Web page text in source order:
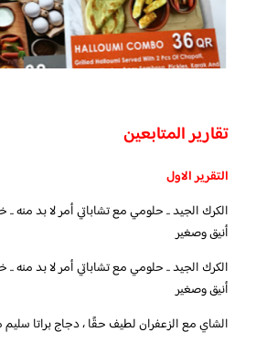
تقارير المتابعين
التقرير الاول
الكرك الجيد .. حلومي مع تشاباتي أمر لا بد
أنيق وصغير
الكرك الجيد .. حلومي مع تشاباتي أمر لا بد
أنيق وصغير
الشاي مع الزعفران لطيف حقًا ، دجاج براتا